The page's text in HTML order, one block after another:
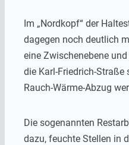
Im „Nordkopf“ der
dagegen noch deutlich
eine Zwischenebene
die Karl-Friedrich-Straße
Rauch-Wärme-Abzug
Die sogenannten
dazu, feuchte Stellen in